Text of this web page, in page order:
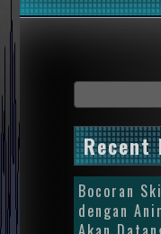
Recent
Bocoran
dengan